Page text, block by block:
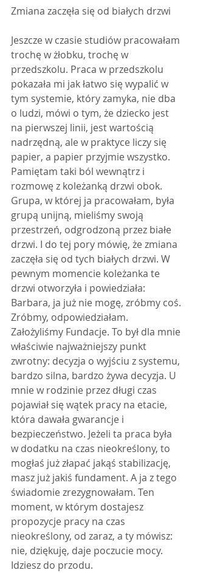
Zmiana zaczęła się od białych drzwi
Jeszcze w czasie studiów pracowałam
trochę w żłobku, trochę w
przedszkolu. Praca w przedszkolu
pokazała mi jak łatwo się wypalić w
tym systemie, który zamyka, nie dba
o ludzi, mówi o tym, że dziecko jest
na pierwszej linii, jest wartością
nadrzędną, ale w praktyce liczy się
papier, a papier przyjmie wszystko.
Pamiętam taki ból wewnątrz i
rozmowę z koleżanką drzwi obok.
Grupa, w której ja pracowałam, była
grupą unijną, mieliśmy swoją
przestrzeń, odgrodzoną przez białe
drzwi. I do tej pory mówię, że zmiana
zaczęła się od tych białych drzwi. W
pewnym momencie koleżanka te
drzwi otworzyła i powiedziała:
Barbara, ja już nie mogę, zróbmy coś.
Zróbmy, odpowiedziałam.
Założyliśmy Fundacje. To był dla mnie
właściwie najważniejszy punkt
zwrotny: decyzja o wyjściu z systemu,
bardzo silna, bardzo żywa decyzja. U
mnie w rodzinie przez długi czas
pojawiał się wątek pracy na etacie,
która dawała gwarancje i
bezpieczeństwo. Jeżeli ta praca była
w dodatku na czas nieokreślony, to
mogłaś już złapać jakąś stabilizację,
masz już jakiś fundament. A ja z tego
świadomie zrezygnowałam. Ten
moment, w którym dostajesz
propozycje pracy na czas
nieokreślony, od zaraz, a ty mówisz:
nie, dziękuję, daje poczucie mocy.
Idziesz do przodu.